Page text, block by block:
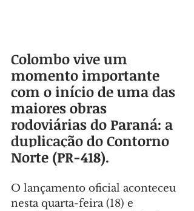
Colombo vive um
momento importante
com o início de uma das
maiores obras
rodoviárias do Paraná: a
duplicação do Contorno
Norte (PR-418).
O lançamento oficial aconteceu
nesta quarta-feira (18) e